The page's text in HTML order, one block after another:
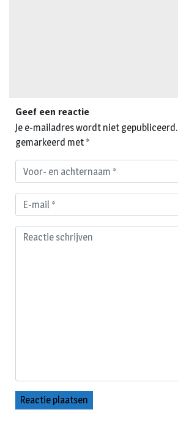
Geef een reactie
Je e-mailadres wordt niet gepubliceerd.
gemarkeerd met *